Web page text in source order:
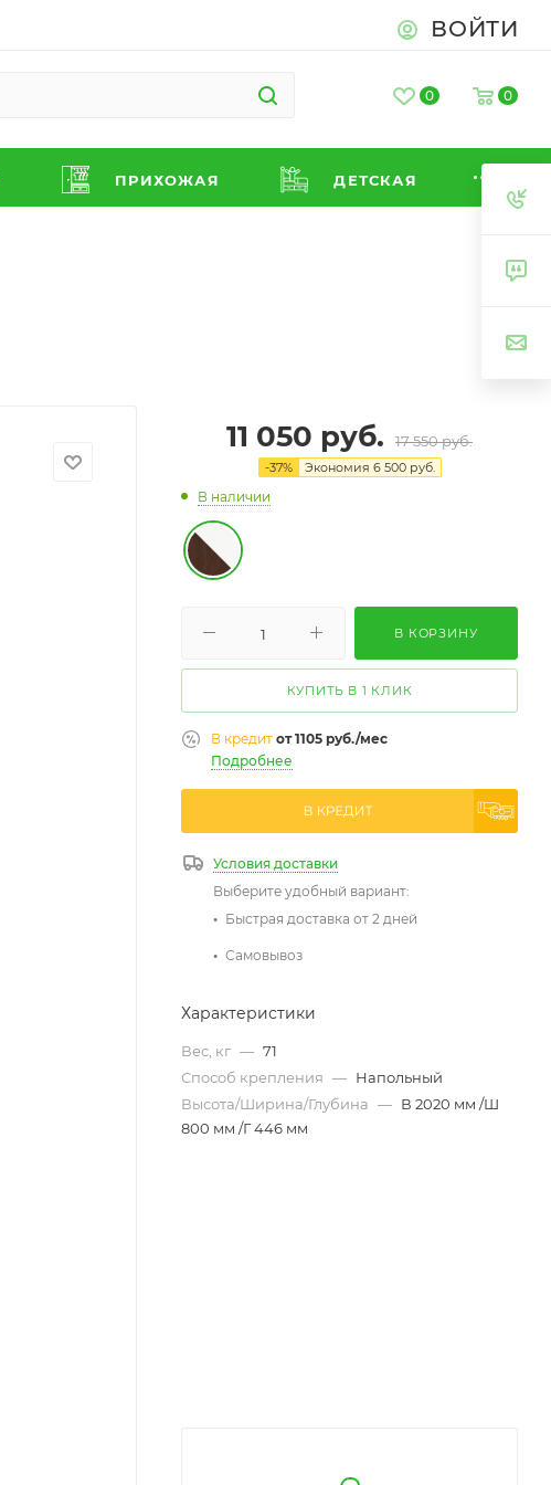
ВОЙТИ
0 0
ПРИХОЖАЯ ДЕТСКАЯ
11 050 руб. 17 550руб.
-37% Экономия 6 500руб.
В наличии
В КОРЗИНУ
КУПИТЬ В 1 КЛИК
В кредит от 1105 руб./мес
Подробнее
Условия доставки
Выберите удобный вариант:
Быстрая доставка от 2 дней
Самовывоз
Характеристики
Вес, кг — 71
Способ крепления — Напольный
Высота/Ширина/Глубина — В 2020 мм /Ш
800 мм /Г 446 мм